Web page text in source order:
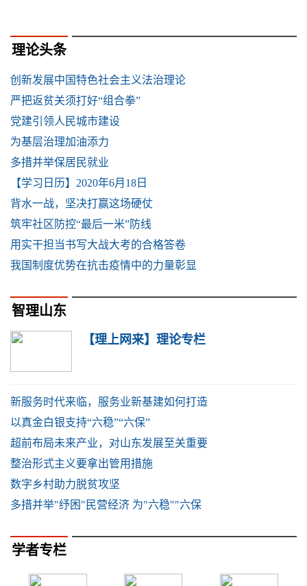
理论头条
创新发展中国特色社会主义法治理论
严把返贫关须打好“组合拳”
党建引领人民城市建设
为基层治理加油添力
多措并举保居民就业
【学习日历】2020年6月18日
背水一战，坚决打赢这场硬仗
筑牢社区防控“最后一米”防线
用实干担当书写大战大考的合格答卷
我国制度优势在抗击疫情中的力量彰显
智理山东
【理上网来】理论专栏
新服务时代来临，服务业新基建如何打造
以真金白银支持“六稳”“六保”
超前布局未来产业，对山东发展至关重要
整治形式主义要拿出管用措施
数字乡村助力脱贫攻坚
多措并举"纾困"民营经济 为"六稳""六保
学者专栏